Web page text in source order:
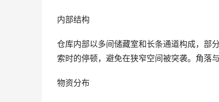
内部结构
仓库内部以多间储藏室和长条通道构成，部
索时的停顿，避免在狭窄空间被突袭。角落
物资分布